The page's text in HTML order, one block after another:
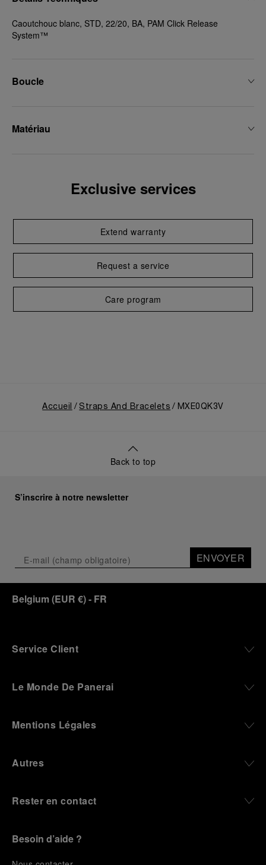
Caoutchouc blanc, STD, 22/20, BA, PAM Click Release
System™
Boucle
Matériau
Exclusive services
Extend warranty
Request a service
Care program
Accueil Straps And Bracelets MXE0QK3V
Back to top
S’inscrire à notre newsletter
ENVOYER
Belgium (EUR €)- FR
Service Client
Le Monde De Panerai
Mentions Légales
Autres
Rester en contact
Besoin d’aide ?